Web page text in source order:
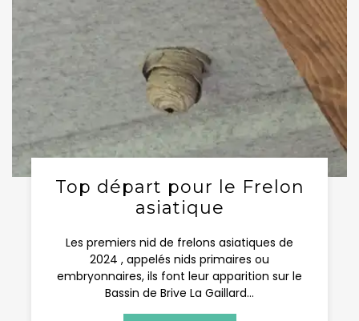
Top départ pour le Frelon
asiatique
Les premiers nid de frelons asiatiques de
2024 , appelés nids primaires ou
embryonnaires, ils font leur apparition sur le
Bassin de Brive La Gaillard...